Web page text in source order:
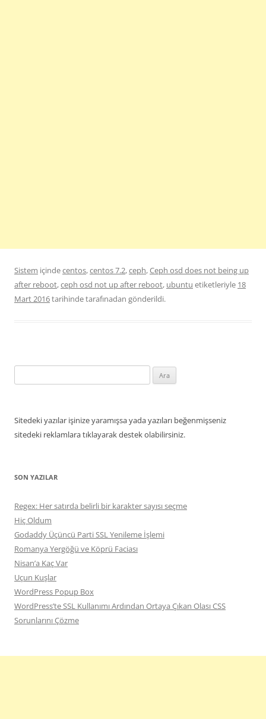
Sistem içindecentos,centos 7.2,ceph,Ceph osd does not being up
after reboot,ceph osd not up after reboot, ubuntu etiketleriyle 18
Mart 2016tarihindetarafınadan gönderildi.
Sitedeki yazılar işinize yaramışsa yada yazıları beğenmişseniz
sitedeki reklamlara tıklayarak destek olabilirsiniz.
SON YAZILAR
Regex: Her satırda belirli bir karakter sayısı seçme
Hiç Oldum
Godaddy Üçüncü Parti SSL Yenileme İşlemi
Romanya Yergöğü ve Köprü Faciası
Nisan’a Kaç Var
Uçun Kuşlar
WordPress Popup Box
WordPress’te SSL Kullanımı Ardından Ortaya Çıkan Olası CSS
Sorunlarını Çözme